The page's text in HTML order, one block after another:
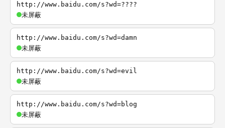
http://www.baidu.com/s?wd=????
未屏蔽
http://www.baidu.com/s?wd=damn
未屏蔽
http://www.baidu.com/s?wd=evil
未屏蔽
http://www.baidu.com/s?wd=blog
未屏蔽